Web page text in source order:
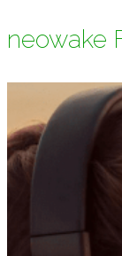
neowake